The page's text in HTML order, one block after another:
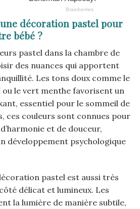
décoration pastel pour
bébé ?
pastel dans la chambre de
des nuances qui apportent
Les tons doux comme le
ou le vert menthe favorisent un
essentiel pour le sommeil de
ces couleurs sont connues pour
et de douceur,
développement psychologique
pastel est aussi très
délicat et lumineux. Les
la lumière de manière subtile,